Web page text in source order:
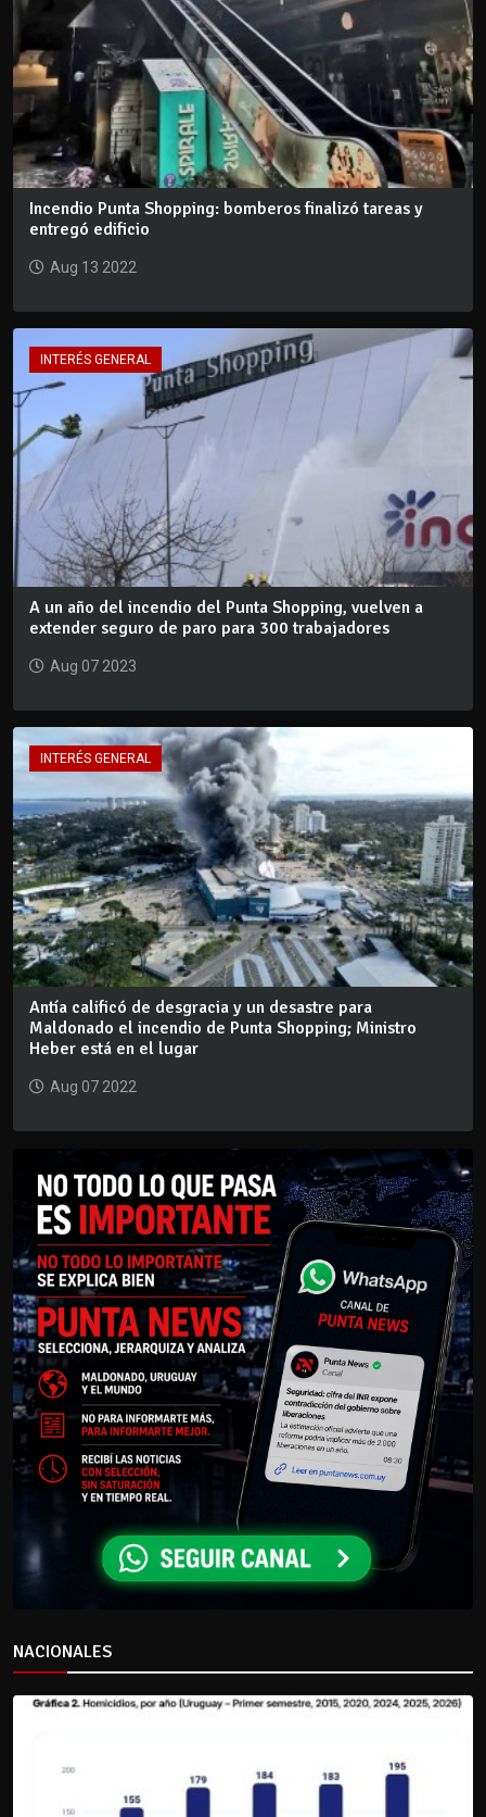
Incendio Punta Shopping: bomberos finalizó tareas y
entregó edificio
Aug 13 2022
INTERÉS GENERAL
A un año del incendio del Punta Shopping, vuelven a
extender seguro de paro para 300 trabajadores
Aug 07 2023
INTERÉS GENERAL
Antía calificó de desgracia y un desastre para
Maldonado el incendio de Punta Shopping; Ministro
Heber está en el lugar
Aug 07 2022
NACIONALES